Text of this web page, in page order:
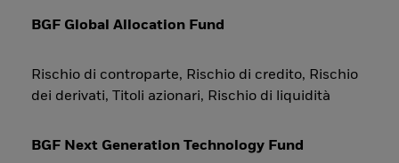
BGF Global Allocation Fund
Rischio di controparte, Rischio di credito, Rischio
dei derivati, Titoli azionari, Rischio di liquidità
BGF Next Generation Technology Fund